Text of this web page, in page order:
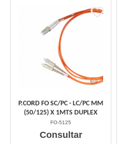
P.CORD FO SC/PC - LC/PC MM
(50/125) X 1MTS DUPLEX
FO-5125
Consultar